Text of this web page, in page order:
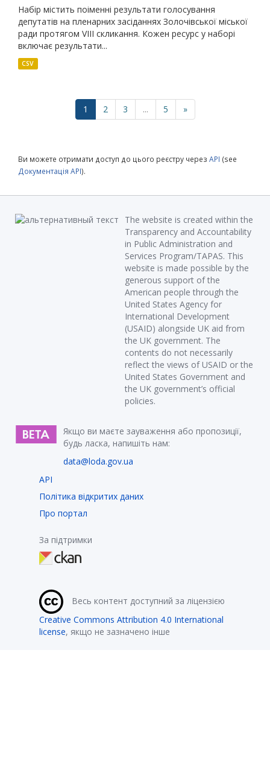
Набір містить поіменні результати голосування
депутатів на пленарних засіданнях Золочівської міської
ради протягом VIII скликання. Кожен ресурс у наборі
включає результати...
CSV
1 2 3 ... 5 »
Ви можете отримати доступ до цього реєстру через API (see
Документація API).
The website is created within the
Transparency and Accountability
in Public Administration and
Services Program/TAPAS. This
website is made possible by the
generous support of the
American people through the
United States Agency for
International Development
(USAID) alongside UK aid from
the UK government. The
contents do not necessarily
reflect the views of USAID or the
United States Government and
the UK government’s official
policies.
Якщо ви маєте зауваження або пропозиції,
будь ласка, напишіть нам:
data@loda.gov.ua
API
Політика відкритих даних
Про портал
За підтримки
Весь контент доступний за ліцензією
Creative Commons Attribution 4.0 International
license, якщо не зазначено інше